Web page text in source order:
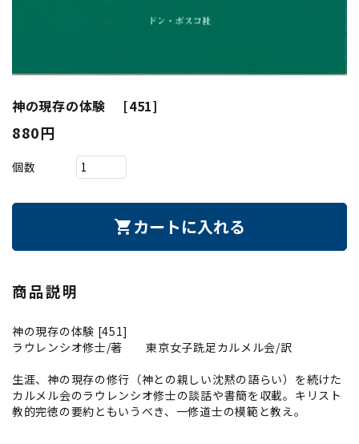
神の現存の体験 [451]
880円
個数
shopping_cart カートに入れる
商品説明
神の現存の体験 [451]
ラウレンシオ修士/著 東京女子跣足カルメル会/訳
生涯、神の現存の修行（神との親しい沈黙の語らい）を続けた
カルメル会のラウレンシオ修士の談話や書簡を収載。キリスト
教的完徳の要約ともいうべき、一修道士の模範と教え。